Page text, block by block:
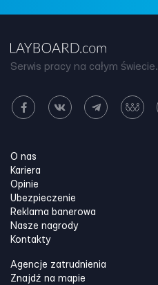
Serwis pracy na całym świecie.
O nas
Kariera
Opinie
Ubezpieczenie
Reklama banerowa
Nasze nagrody
Kontakty
Agencje zatrudnienia
Znajdź na mapie